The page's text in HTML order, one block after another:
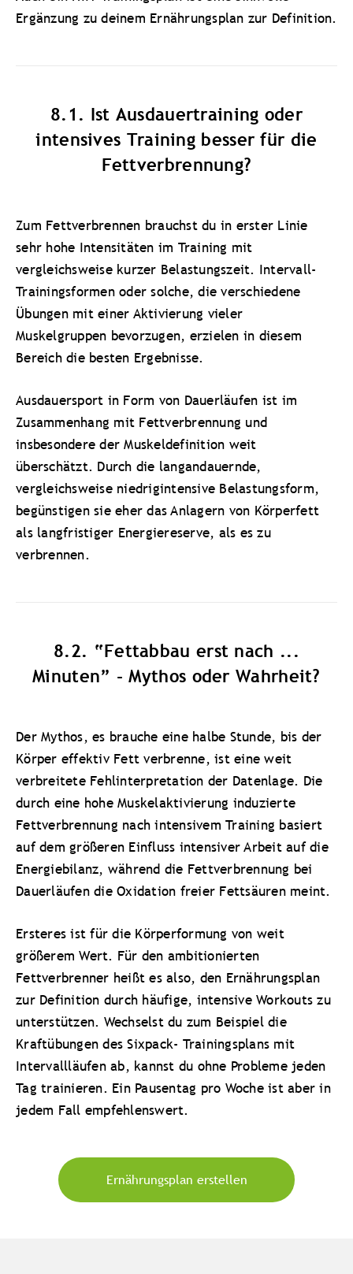
Ergänzung zu deinem Ernährungsplan zur Definition.
8.1. Ist Ausdauertraining oder
intensives Training besser für die
Fettverbrennung?
Zum Fettverbrennen brauchst du in erster Linie
sehr hohe Intensitäten im Training mit
vergleichsweise kurzer Belastungszeit. Intervall-
Trainingsformen oder solche, die verschiedene
Übungen mit einer Aktivierung vieler
Muskelgruppen bevorzugen, erzielen in diesem
Bereich die besten Ergebnisse.
Ausdauersport in Form von Dauerläufen ist im
Zusammenhang mit Fettverbrennung und
insbesondere der Muskeldefinition weit
überschätzt. Durch die langandauernde,
vergleichsweise niedrigintensive Belastungsform,
begünstigen sie eher das Anlagern von Körperfett
als langfristiger Energiereserve, als es zu
verbrennen.
8.2. “Fettabbau erst nach ...
Minuten” - Mythos oder Wahrheit?
Der Mythos, es brauche eine halbe Stunde, bis der
Körper effektiv Fett verbrenne, ist eine weit
verbreitete Fehlinterpretation der Datenlage. Die
durch eine hohe Muskelaktivierung induzierte
Fettverbrennung nach intensivem Training basiert
auf dem größeren Einfluss intensiver Arbeit auf die
Energiebilanz, während die Fettverbrennung bei
Dauerläufen die Oxidation freier Fettsäuren meint.
Ersteres ist für die Körperformung von weit
größerem Wert. Für den ambitionierten
Fettverbrenner heißt es also, den Ernährungsplan
zur Definition durch häufige, intensive Workouts zu
unterstützen. Wechselst du zum Beispiel die
Kraftübungen des Sixpack- Trainingsplans mit
Intervallläufen ab, kannst du ohne Probleme jeden
Tag trainieren. Ein Pausentag pro Woche ist aber in
jedem Fall empfehlenswert.
Ernährungsplan erstellen